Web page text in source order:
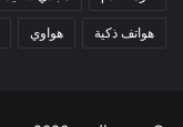
هواتف ذكية هواوي